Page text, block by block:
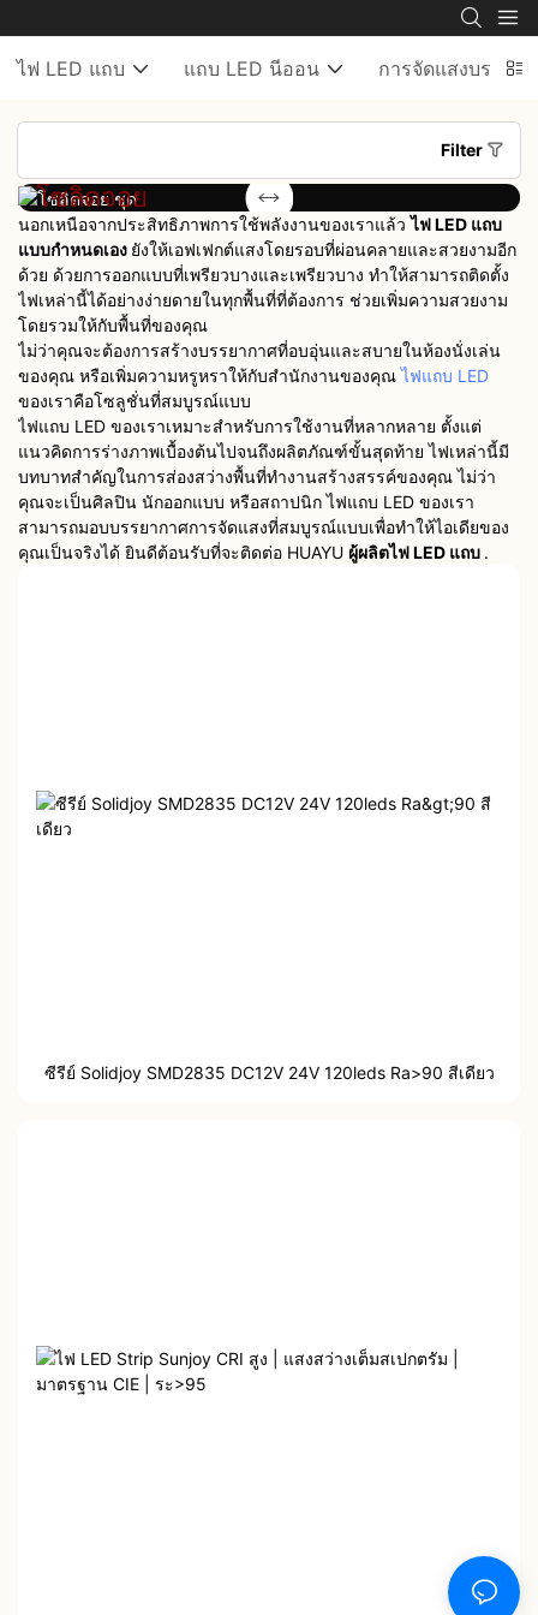
ไฟ LED แถบ แถบ LED นีออน การจัดแสงบรรยา
Filter
โซลิดจอย
ชุด
คัลเลอร์จอย
ชุด
นอกเหนือจากประสิทธิภาพการใช้พลังงานของเราแล้วไฟ LED แถบ
แบบกำหนดเอง ยังให้เอฟเฟกต์แสงโดยรอบที่ผ่อนคลายและสวยงามอีก
ด้วย ด้วยการออกแบบที่เพรียวบางและเพรียวบาง ทำให้สามารถติดตั้ง
ไฟเหล่านี้ได้อย่างง่ายดายในทุกพื้นที่ที่ต้องการ ช่วยเพิ่มความสวยงาม
โดยรวมให้กับพื้นที่ของคุณ
ไม่ว่าคุณจะต้องการสร้างบรรยากาศที่อบอุ่นและสบายในห้องนั่งเล่น
ของคุณ หรือเพิ่มความหรูหราให้กับสำนักงานของคุณไฟแถบ LED
ของเราคือโซลูชั่นที่สมบูรณ์แบบ
ไฟแถบ LED ของเราเหมาะสำหรับการใช้งานที่หลากหลาย ตั้งแต่
แนวคิดการร่างภาพเบื้องต้นไปจนถึงผลิตภัณฑ์ขั้นสุดท้าย ไฟเหล่านี้มี
บทบาทสำคัญในการส่องสว่างพื้นที่ทำงานสร้างสรรค์ของคุณ ไม่ว่า
คุณจะเป็นศิลปิน นักออกแบบ หรือสถาปนิก ไฟแถบ LED ของเรา
สามารถมอบบรรยากาศการจัดแสงที่สมบูรณ์แบบเพื่อทำให้ไอเดียของ
คุณเป็นจริงได้ ยินดีต้อนรับที่จะติดต่อ HUAYU ผู้ผลิตไฟ LED แถบ .
ซีรีย์ Solidjoy SMD2835 DC12V 24V 120leds Ra>90 สีเดียว